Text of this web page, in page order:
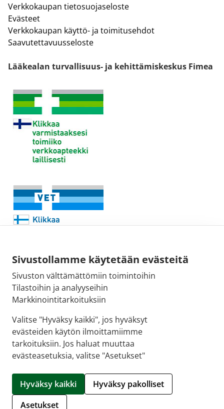
Sivustollamme käytetään evästeitä
Sivuston välttämättömiin toimintoihin
Tilastoihin ja analyyseihin
Markkinointitarkoituksiin
Valitse "Hyväksy kaikki", jos hyväksyt
evästeiden käytön ilmoittamiimme
tarkoituksiin. Jos haluat muuttaa
evästeasetuksia, valitse "Asetukset"
Hyväksy kaikki
Hyväksy pakolliset
Asetukset
Verkkokaupan tietosuojaseloste
Evästeet
Verkkokaupan käyttö- ja toimitusehdot
Saavutettavuusseloste
Lääkealan turvallisuus- ja kehittämiskeskus Fimea
Sähköpostiosoite:
kirjaamo@fimea.fi
Fimean vaihde:
029 522 3341
Hallitse evästeitä